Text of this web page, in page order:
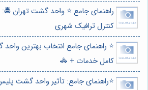
راهنمای جامع ⭐️ واحد گشت تهران 🚔:
کنترل ترافیک شهری
⭐️ راهنمای جامع انتخاب بهترین
کامل خدمات + 🚓
⭐️راهنمای جامع: تأثیر واحد گشت